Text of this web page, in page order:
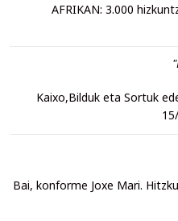
AFRIKAN: 3.000
Kaixo,Bilduk eta Sortuk
Bai, konforme Joxe Mari.